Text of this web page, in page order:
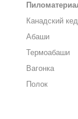
Канадский
Абаши
Термоабаши
Вагонка
Полок